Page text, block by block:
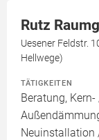
Rutz
Uesener Feldstr.
Hellwege)
TÄTIGKEITEN
Beratung,
Neuinstallation